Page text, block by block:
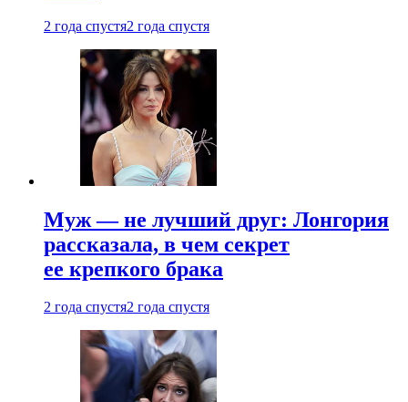
2 года спустя2 года спустя
Муж — не лучший друг: Лонгория
рассказала, в чем секрет
ее крепкого брака
2 года спустя2 года спустя